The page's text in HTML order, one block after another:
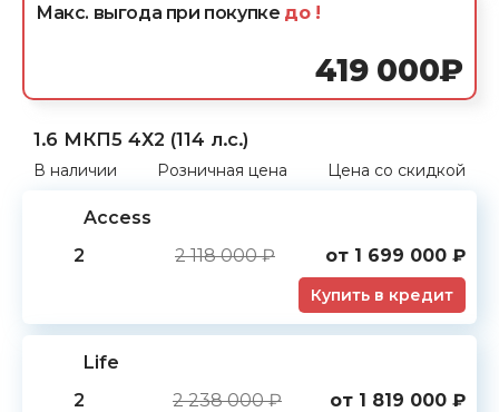
Макс. выгода при покупке до !
419 000₽
1.6 МКП5 4Х2 (114 л.с.)
В наличии Розничная цена Цена со скидкой
Access
2
2 118 000 ₽ от 1 699 000 ₽
Купить в кредит
Life
2
2 238 000 ₽ от 1 819 000 ₽